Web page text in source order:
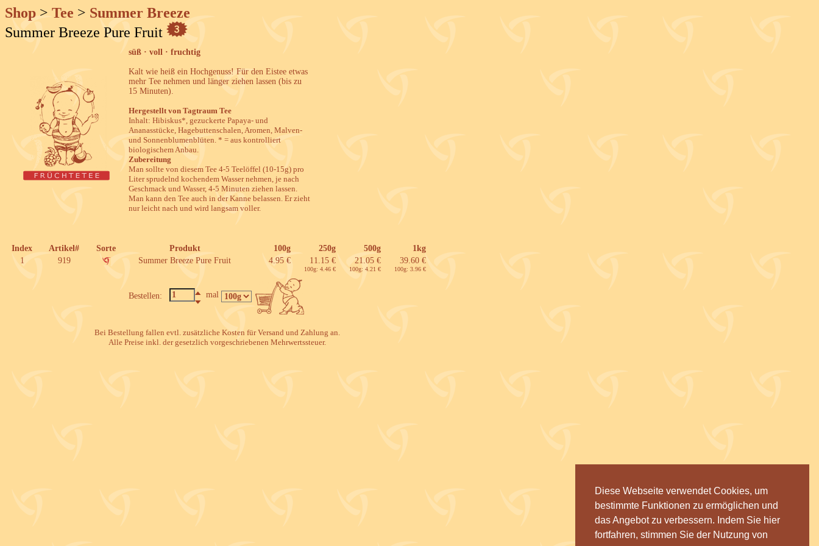
Shop > Tee > Summer Breeze
Summer Breeze Pure Fruit
süß · voll · fruchtig
Kalt wie heiß ein Hochgenuss! Für den Eistee etwas
mehr Tee nehmen und länger ziehen lassen (bis zu
15 Minuten).
Hergestellt von Tagtraum Tee
Inhalt: Hibiskus*, gezuckerte Papaya- und
Ananasstücke, Hagebuttenschalen, Aromen, Malven-
und Sonnenblumenblüten. * = aus kontrolliert
biologischem Anbau.
Zubereitung
Man sollte von diesem Tee 4-5 Teelöffel (10-15g) pro
Liter sprudelnd kochendem Wasser nehmen, je nach
Geschmack und Wasser, 4-5 Minuten ziehen lassen.
Man kann den Tee auch in der Kanne belassen. Er zieht
nur leicht nach und wird langsam voller.
Index Artikel# Sorte Produkt 100g 250g 500g
1kg
1
919 Summer Breeze Pure Fruit 4.95 € 11.15 €
100g: 4.46 €
21.05 €
100g: 4.21 €
39.60 €
100g: 3.96 €
Bestellen: mal
Bei Bestellung fallen evtl. zusätzliche Kosten für Versand und Zahlung an.
Alle Preise inkl. der gesetzlich vorgeschriebenen Mehrwertssteuer.
Diese Webseite verwendet Cookies, um
bestimmte Funktionen zu ermöglichen und
das Angebot zu verbessern. Indem Sie hier
fortfahren, stimmen Sie der Nutzung von